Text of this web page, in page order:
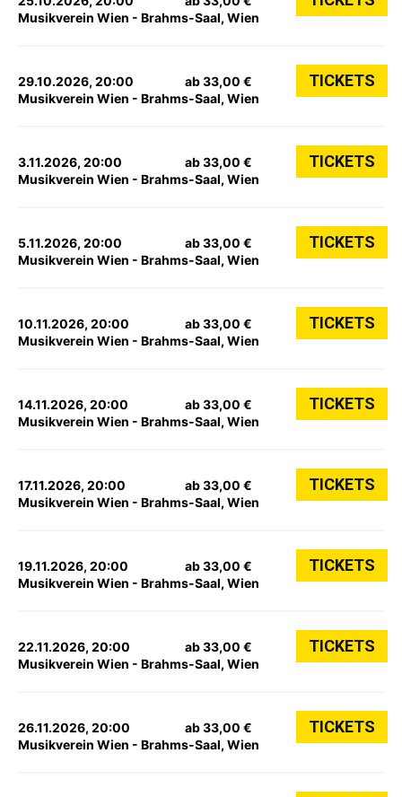
Musikverein Wien - Brahms-Saal, Wien
29.10.2026, 20:00
Musikverein Wien - Brahms-Saal, Wien
ab 33,00 € TICKETS
3.11.2026, 20:00
Musikverein Wien - Brahms-Saal, Wien
ab 33,00 € TICKETS
5.11.2026, 20:00
Musikverein Wien - Brahms-Saal, Wien
ab 33,00 € TICKETS
10.11.2026, 20:00
Musikverein Wien - Brahms-Saal, Wien
ab 33,00 € TICKETS
14.11.2026, 20:00
Musikverein Wien - Brahms-Saal, Wien
ab 33,00 € TICKETS
17.11.2026, 20:00
Musikverein Wien - Brahms-Saal, Wien
ab 33,00 € TICKETS
19.11.2026, 20:00
Musikverein Wien - Brahms-Saal, Wien
ab 33,00 € TICKETS
22.11.2026, 20:00
Musikverein Wien - Brahms-Saal, Wien
ab 33,00 € TICKETS
26.11.2026, 20:00
Musikverein Wien - Brahms-Saal, Wien
ab 33,00 € TICKETS